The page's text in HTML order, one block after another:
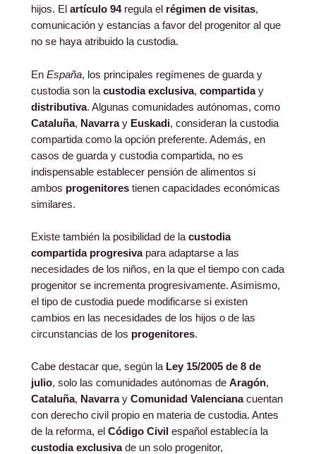
hijos. El artículo 94regula el régimen de visitas,
comunicación y estancias a favor del progenitor al que
no se haya atribuido la custodia.
En España, los principales regímenes de guarda y
custodia son la custodia exclusiva, compartiday
distributiva. Algunas comunidades autónomas, como
Cataluña, Navarray Euskadi, consideran la custodia
compartida como la opción preferente. Además, en
casos de guarda y custodia compartida, no es
indispensable establecer pensión de alimentos si
ambos progenitores tienen capacidades económicas
similares.
Existe también la posibilidad de la custodia
compartida progresivapara adaptarse a las
necesidades de los niños, en la que el tiempo con cada
progenitor se incrementa progresivamente. Asimismo,
el tipo de custodia puede modificarse si existen
cambios en las necesidades de los hijos o de las
circunstancias de los progenitores.
Cabe destacar que, según la Ley 15/2005 de 8 de
julio, solo las comunidades autónomas de Aragón,
Cataluña, Navarray Comunidad Valencianacuentan
con derecho civil propio en materia de custodia. Antes
de la reforma, el Código Civil español establecía la
custodia exclusivade un solo progenitor,